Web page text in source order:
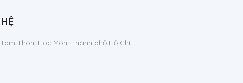
Thôn, Hóc Môn, Thành phố Hồ Chí